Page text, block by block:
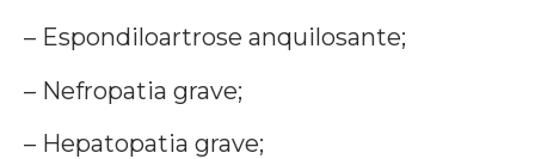
– Espondiloartrose anquilosante;
– Nefropatia grave;
– Hepatopatia grave;